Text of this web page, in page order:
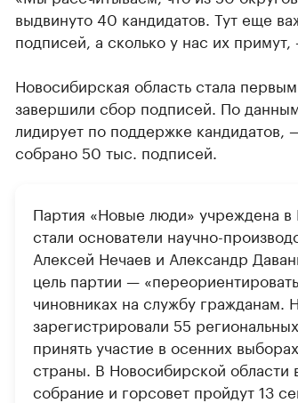
выдвинуто 40 кандидатов. Тут еще
подписей, а сколько у нас их примут,
Новосибирская область стала
завершили сбор подписей. По
лидирует по поддержке кандидатов,
собрано 50 тыс. подписей.
Партия «Новые люди» учреждена
стали основатели научно-
Алексей Нечаев и Александр
цель партии —
чиновниках на службу гражданам.
зарегистрировали 55
принять участие в осенних
страны. В Новосибирской области
собрание и горсовет пройдут 13